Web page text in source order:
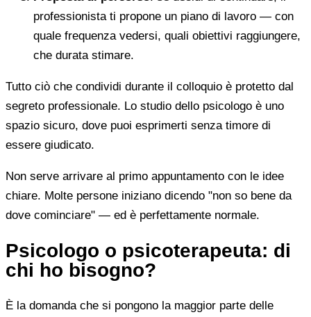
professionista ti propone un piano di lavoro — con
quale frequenza vedersi, quali obiettivi raggiungere,
che durata stimare.
Tutto ciò che condividi durante il colloquio è protetto dal
segreto professionale. Lo studio dello psicologo è uno
spazio sicuro, dove puoi esprimerti senza timore di
essere giudicato.
Non serve arrivare al primo appuntamento con le idee
chiare. Molte persone iniziano dicendo "non so bene da
dove cominciare" — ed è perfettamente normale.
Psicologo o psicoterapeuta: di
chi ho bisogno?
È la domanda che si pongono la maggior parte delle